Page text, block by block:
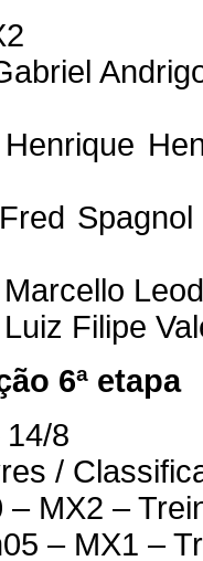
Filipe
6ª etapa
14/8
/
– MX2 –
– MX1 –